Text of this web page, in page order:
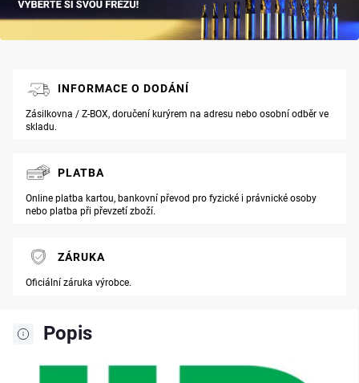
Popis
INFORMACE O DODÁNÍ
Zásilkovna / Z-BOX, doručení kurýrem na adresu nebo osobní odběr ve
skladu.
PLATBA
Online platba kartou, bankovní převod pro fyzické i právnické osoby
nebo platba při převzetí zboží.
ZÁRUKA
Oficiální záruka výrobce.